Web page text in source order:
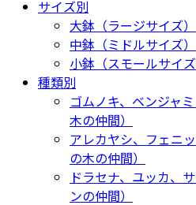
サイズ別
大鉢（ラージサイズ）
中鉢（ミドルサイズ）
小鉢（スモールサイズ
種類別
ゴムノキ、ベンジャ
木の仲間）
アレカヤシ、フェニ
の木の仲間）
ドラセナ、ユッカ、
ンの仲間）